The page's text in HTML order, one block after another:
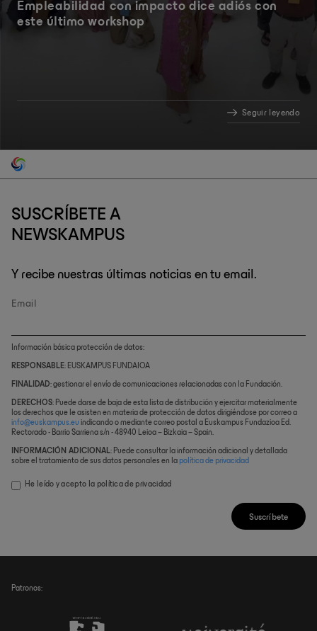
Empleabilidad con impacto dice adiós con
este último workshop
Seguir leyendo
SUSCRÍBETE A
NEWSKAMPUS
Y recibe nuestras últimas noticias en tu email.
Email
Suscríbete
Información básica protección de datos:
RESPONSABLE: EUSKAMPUS FUNDAIOA
FINALIDAD: gestionar el envío de comunicaciones relacionadas con la Fundación.
DERECHOS: Puede darse de baja de esta lista de distribución y ejercitar materialmente
los derechos que le asisten en materia de protección de datos dirigiéndose por correo a
info@euskampus.eu
indicando o mediante correo postal a Euskampus Fundazioa Ed.
Rectorado - Barrio Sarriena s/n - 48940 Leioa – Bizkaia – Spain.
INFORMACIÓN ADICIONAL: Puede consultar la información adicional y detallada
sobre el tratamiento de sus datos personales en la política de privacidad
He leído y acepto la política de privacidad
Patronos: